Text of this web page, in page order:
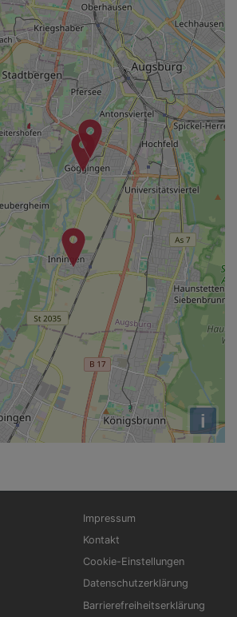
i
Fußbereichsmenü
Impressum
Kontakt
Cookie-Einstellungen
Datenschutzerklärung
Barrierefreiheitserklärung